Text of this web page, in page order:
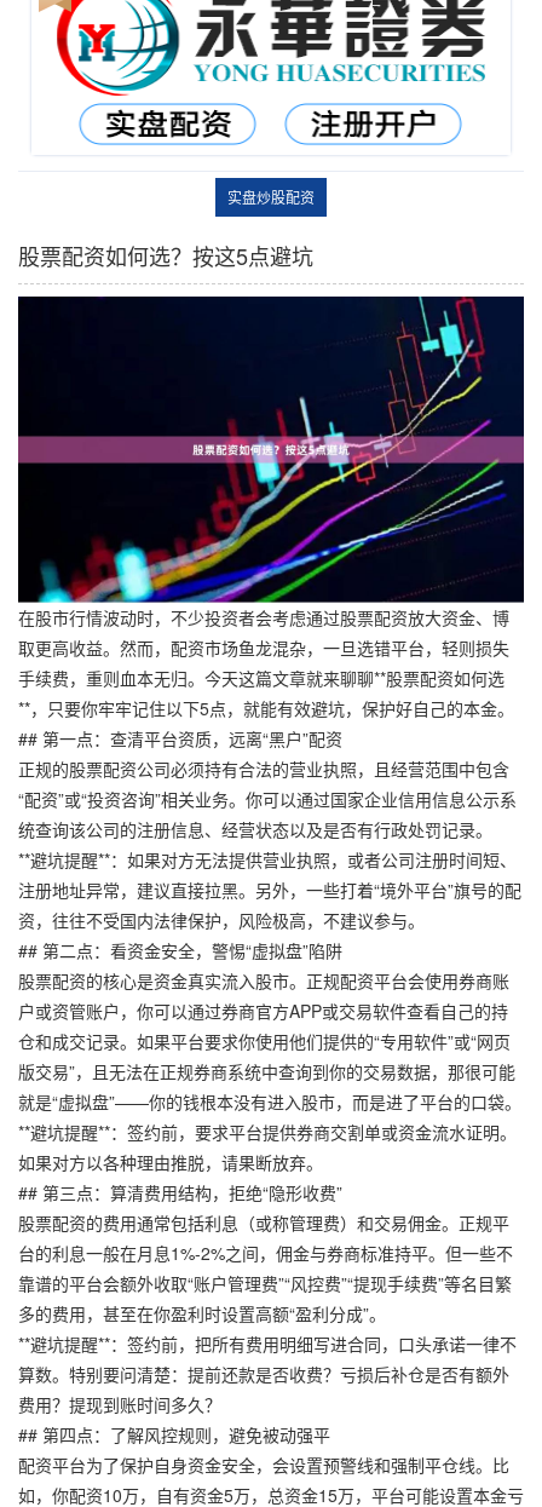
实盘炒股配资
股票配资如何选？按这5点避坑
在股市行情波动时，不少投资者会考虑通过股票配资放大资金、博
取更高收益。然而，配资市场鱼龙混杂，一旦选错平台，轻则损失
手续费，重则血本无归。今天这篇文章就来聊聊**股票配资如何选
**，只要你牢牢记住以下5点，就能有效避坑，保护好自己的本金。
## 第一点：查清平台资质，远离“黑户”配资
正规的股票配资公司必须持有合法的营业执照，且经营范围中包含
“配资”或“投资咨询”相关业务。你可以通过国家企业信用信息公示系
统查询该公司的注册信息、经营状态以及是否有行政处罚记录。
**避坑提醒**：如果对方无法提供营业执照，或者公司注册时间短、
注册地址异常，建议直接拉黑。另外，一些打着“境外平台”旗号的配
资，往往不受国内法律保护，风险极高，不建议参与。
## 第二点：看资金安全，警惕“虚拟盘”陷阱
股票配资的核心是资金真实流入股市。正规配资平台会使用券商账
户或资管账户，你可以通过券商官方APP或交易软件查看自己的持
仓和成交记录。如果平台要求你使用他们提供的“专用软件”或“网页
版交易”，且无法在正规券商系统中查询到你的交易数据，那很可能
就是“虚拟盘”——你的钱根本没有进入股市，而是进了平台的口袋。
**避坑提醒**：签约前，要求平台提供券商交割单或资金流水证明。
如果对方以各种理由推脱，请果断放弃。
## 第三点：算清费用结构，拒绝“隐形收费”
股票配资的费用通常包括利息（或称管理费）和交易佣金。正规平
台的利息一般在月息1%-2%之间，佣金与券商标准持平。但一些不
靠谱的平台会额外收取“账户管理费”“风控费”“提现手续费”等名目繁
多的费用，甚至在你盈利时设置高额“盈利分成”。
**避坑提醒**：签约前，把所有费用明细写进合同，口头承诺一律不
算数。特别要问清楚：提前还款是否收费？亏损后补仓是否有额外
费用？提现到账时间多久？
## 第四点：了解风控规则，避免被动强平
配资平台为了保护自身资金安全，会设置预警线和强制平仓线。比
如，你配资10万，自有资金5万，总资金15万，平台可能设置本金亏